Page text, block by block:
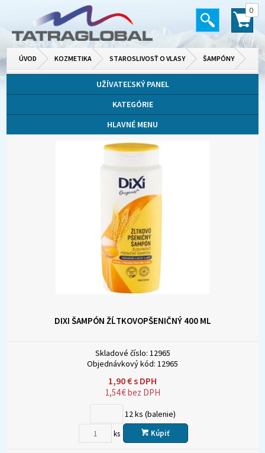
0
ÚVOD KOZMETIKA STAROSLIVOSŤ O VLASY ŠAMPÓNY
UŽÍVATEĽSKÝ PANEL
KATEGÓRIE
HLAVNÉ MENU
DIXI ŠAMPÓN ŽĹTKOVOPŠENIČNÝ 400 ML
Skladové číslo: 12965
Objednávkový kód: 12965
1,90€s DPH
1,54€bez DPH
12 ks (balenie)
ks Kúpiť